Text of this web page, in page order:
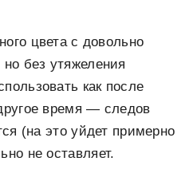
цвета с довольно
без утяжеления
как после
время — следов
(на это уйдет примерно
не оставляет.